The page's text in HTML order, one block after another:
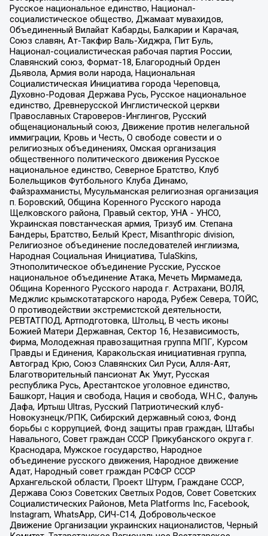
Русское национальное единство, Национал-
социалистическое общество, Джамаат мувахидов,
Объединенный Вилайат Кабарды, Балкарии и Карачая,
Союз славян, Ат-Такфир Валь-Хиджра, Пит Буль,
Национал-социалистическая рабочая партия России,
Славянский союз, Формат-18, Благородный Орден
Дьявола, Армия воли народа, Национальная
Социалистическая Инициатива города Череповца,
Духовно-Родовая Держава Русь, Русское национальное
единство, Древнерусской Инглистической церкви
Православных Староверов-Инглингов, Русский
общенациональный союз, Движение против нелегальной
иммиграции, Кровь и Честь, О свободе совести и о
религиозных объединениях, Омская организация
общественного политического движения Русское
национальное единство, Северное Братство, Клуб
Болельщиков Футбольного Клуба Динамо,
Файзрахманисты, Мусульманская религиозная организация
п. Боровский, Община Коренного Русского народа
Щелковского района, Правый сектор, УНА - УНСО,
Украинская повстанческая армия, Тризуб им. Степана
Бандеры, Братство, Белый Крест, Misanthropic division,
Религиозное объединение последователей инглиизма,
Народная Социальная Инициатива, TulaSkins,
Этнополитическое объединение Русские, Русское
национальное объединение Атака, Мечеть Мирмамеда,
Община Коренного Русского народа г. Астрахани, ВОЛЯ,
Меджлис крымскотатарского народа, Рубеж Севера, ТОЙС,
О противодействии экстремистской деятельности,
РЕВТАТПОД, Артподготовка, Штольц, В честь иконы
Божией Матери Державная, Сектор 16, Независимость,
Фирма, Молодежная правозащитная группа МПГ, Курсом
Правды и Единения, Каракольская инициативная группа,
Автоград Крю, Союз Славянских Сил Руси, Алля-Аят,
Благотворительный пансионат Ак Умут, Русская
республика Русь, Арестантское уголовное единство,
Башкорт, Нация и свобода, Нация и свобода, W.H.С., Фалунь
Дафа, Иртыш Ultras, Русский Патриотический клуб-
Новокузнецк/РПК, Сибирский державный союз, Фонд
борьбы с коррупцией, Фонд защиты прав граждан, Штабы
Навального, Совет граждан СССР Прикубанского округа г.
Краснодара, Мужское государство, Народное
объединение русского движения, Народное движение
Адат, Народный совет граждан РСФСР СССР
Архангельской области, Проект Штурм, Граждане СССР,
Держава Союз Советских Светлых Родов, Совет Советских
Социалистических Районов, Meta Platforms Inc, Facebook,
Instagram, WhatsApp, СИЧ-С14, Добровольческое
Движение Организации украинских националистов, Черный